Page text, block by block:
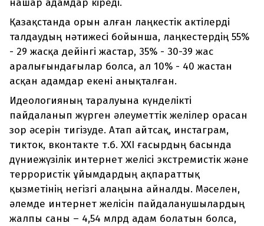
нашар адамдар кіреді.
Қазақстанда орын алған лаңкестік актілерді
талдаудың нәтижесі бойынша, лаңкестердің 55%
- 29 жасқа дейінгі жастар, 35% - 30-39 жас
аралығындағылар болса, ал 10% - 40 жастан
асқан адамдар екені анықталған.
Идеологияның таралуына күнделікті
пайдаланып жүрген әлеуметтік желілер орасан
зор әсерін тигізуде. Атап айтсақ, инстаграм,
тикток, вконтакте т.б. ХХІ ғасырдың басында
дүниежүзілік интернет желісі экстремистік және
террористік ұйымдардың ақпараттық
қызметінің негізгі алаңына айналды. Мәселен,
әлемде интернет желісін пайдаланушылардың
жалпы саны – 4,54 млрд адам болатын болса,